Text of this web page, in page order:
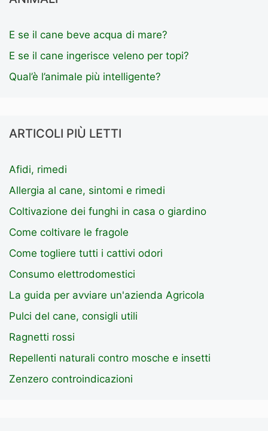
E se il cane beve acqua di mare?
E se il cane ingerisce veleno per topi?
Qual’è l’animale più intelligente?
ARTICOLI PIÙ LETTI
Afidi, rimedi
Allergia al cane, sintomi e rimedi
Coltivazione dei funghi in casa o giardino
Come coltivare le fragole
Come togliere tutti i cattivi odori
Consumo elettrodomestici
La guida per avviare un'azienda Agricola
Pulci del cane, consigli utili
Ragnetti rossi
Repellenti naturali contro mosche e insetti
Zenzero controindicazioni